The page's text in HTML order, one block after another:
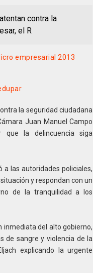
contra la
el R
empresarial 2013
la seguridad ciudadana
Juan Manuel Campo
que la delincuencia siga
a las autoridades policiales,
y respondan con un
de la tranquilidad a los
inmediata del alto gobierno,
de sangre y violencia de la
explicando la urgente